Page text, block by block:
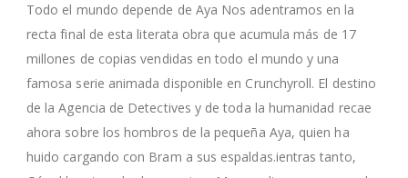
Todo el mundo depende de Aya Nos adentramos en la
recta final de esta literata obra que acumula más de 17
millones de copias vendidas en todo el mundo y una
famosa serie animada disponible en Crunchyroll. El destino
de la Agencia de Detectives y de toda la humanidad recae
ahora sobre los hombros de la pequeña Aya, quien ha
huido cargando con Bram a sus espaldas.ientras tanto,